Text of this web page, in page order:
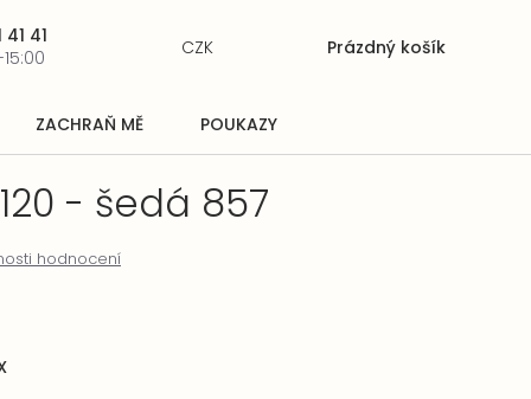
41
Nákupní
Prázdný košík
CZK
ZACHRAŇ MĚ POUKAZY
- šedá 857
hodnocení